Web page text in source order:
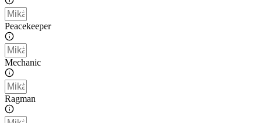
Peacekeeper
Mechanic
Ragman